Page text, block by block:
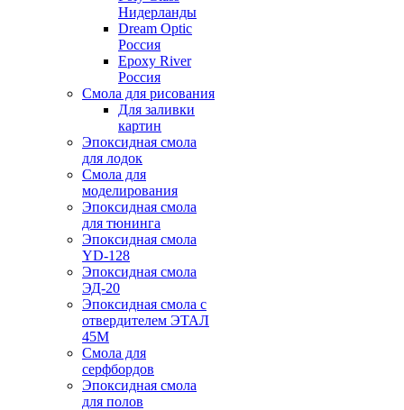
Нидерланды
Dream Optic
Россия
Epoxy River
Россия
Смола для рисования
Для заливки
картин
Эпоксидная смола
для лодок
Смола для
моделирования
Эпоксидная смола
для тюнинга
Эпоксидная смола
YD-128
Эпоксидная смола
ЭД-20
Эпоксидная смола с
отвердителем ЭТАЛ
45М
Смола для
серфбордов
Эпоксидная смола
для полов